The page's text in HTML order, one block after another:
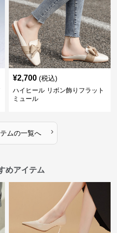
¥2,700 (税込)
ハイヒール リボン飾りフラット
ミュール
ムの一覧へ ›
めアイテム